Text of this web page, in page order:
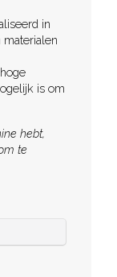
in
materialen
is om
hebt,
te